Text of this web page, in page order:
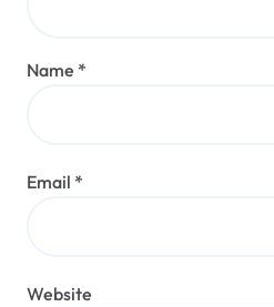
Name *
Email *
Website